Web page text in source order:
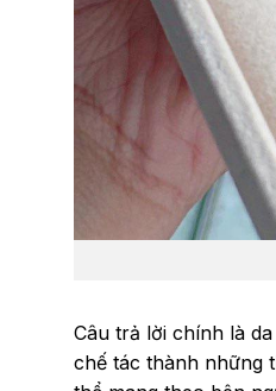
Câu trả lời chính là
chế tác thành những